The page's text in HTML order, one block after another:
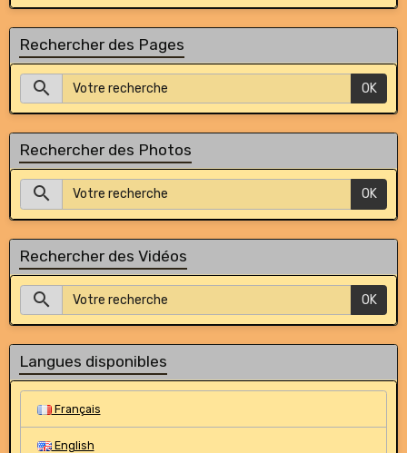
Rechercher des Pages
OK
Rechercher des Photos
OK
Rechercher des Vidéos
OK
Langues disponibles
Français
English